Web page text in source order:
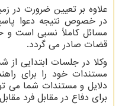
علاوه بر تعیین ضرورت در
در خصوص نتیجه دعوا
مسائل کاملاً نسبی است و
قضات صادر می گردد.
وکلا در جلسات ابتدایی
مستندات خود را برای
دلایل و مستندات شما می
برای دفاع در مقابل فرد